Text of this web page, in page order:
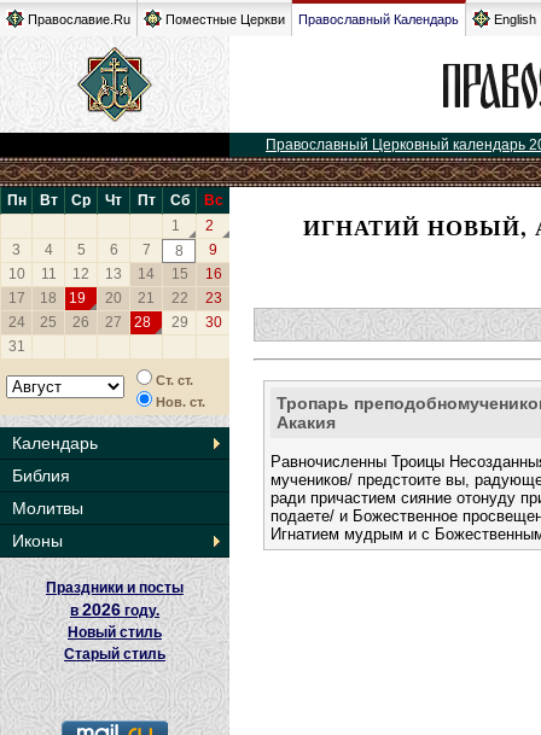
Православие.Ru Поместные Церкви Православный Календарь English
Православный Церковный календарь
Пн Вт Ср Чт Пт Сб
Вс
1
2
3
4 5 6 7 8
9
10
11 12 13 14 15
16
17
18 19 20 21 22
23
24
25 26 27 28 29
30
31
Ст. ст.
Нов. ст.
Календарь
Библия
Молитвы
Иконы
Праздники и посты
в2026 году.
Новый стиль
Старый стиль
ИГНАТИЙ НОВЫЙ,
Тропарь
Акакия
Равночисленны Троицы
мучеников/ предстоите вы,
ради причастием сияние отонуду
подаете/ и Божественное
Игнатием мудрым и с